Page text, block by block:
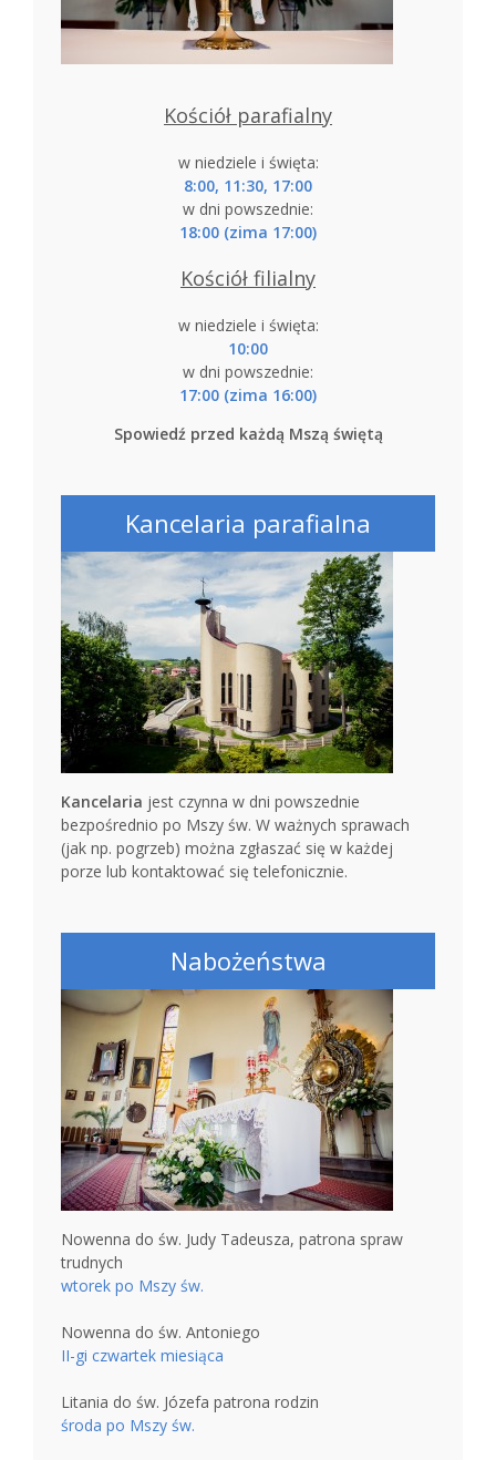
Kościół parafialny
w niedziele i święta:
8:00, 11:30, 17:00
w dni powszednie:
18:00 (zima 17:00)
Kościół filialny
w niedziele i święta:
10:00
w dni powszednie:
17:00 (zima 16:00)
Spowiedź przed każdą Mszą świętą
Kancelaria parafialna
Kancelaria jest czynna w dni powszednie
bezpośrednio po Mszy św. W ważnych sprawach
(jak np. pogrzeb) można zgłaszać się w każdej
porze lub kontaktować się telefonicznie.
Nabożeństwa
Nowenna do św. Judy Tadeusza, patrona spraw
trudnych
wtorek po Mszy św.
Nowenna do św. Antoniego
II-gi czwartek miesiąca
Litania do św. Józefa patrona rodzin
środa po Mszy św.